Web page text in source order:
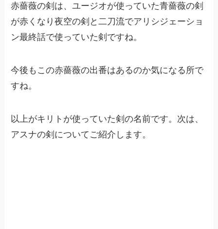
赤薔薇の剣は、ユージオが使っていた青薔薇の剣
が赤くなり夜空の剣と二刀流でアリシジェーショ
ン最終話で使っていた剣ですね。
今後もこの赤薔薇の出番はあるのか気になる所で
すね。
以上がキリトが使っていた剣の名前です。次は、
アスナの剣についてご紹介します。